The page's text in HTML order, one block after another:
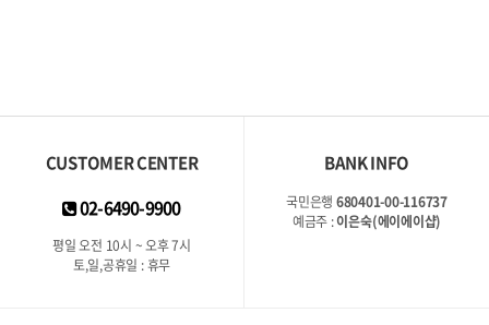
CUSTOMER CENTER
02-6490-9900
평일 오전 10시 ~ 오후 7시
토,일,공휴일 : 휴무
BANK INFO
국민은행 680401-00-116737
예금주 :이은숙(에이에이샵)